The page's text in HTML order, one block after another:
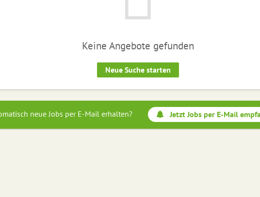
Keine Angebote gefunden
Neue Suche starten
neue Jobs per E-Mail erhalten? Jetzt Jobs per E-Mail